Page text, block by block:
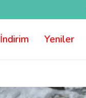
İndirim Yeniler